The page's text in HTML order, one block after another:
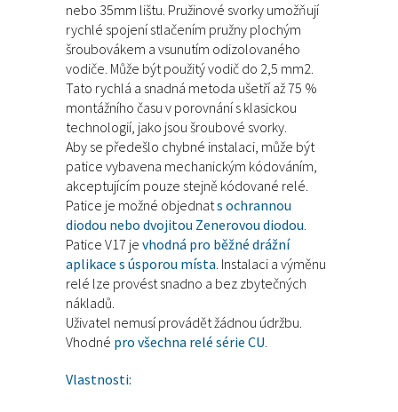
nebo 35mm lištu. Pružinové svorky umožňují
rychlé spojení stlačením pružny plochým
šroubovákem a vsunutím odizolovaného
vodiče. Může být použitý vodič do 2,5 mm2.
Tato rychlá a snadná metoda ušetří až 75 %
montážního času v porovnání s klasickou
technologií, jako jsou šroubové svorky.
Aby se předešlo chybné instalaci, může být
patice vybavena mechanickým kódováním,
akceptujícím pouze stejně kódované relé.
Patice je možné objednats ochrannou
diodou nebo dvojitou Zenerovou diodou.
Patice V17 je vhodná pro běžné drážní
aplikace s úsporou místa. Instalaci a výměnu
relé lze provést snadno a bez zbytečných
nákladů.
Uživatel nemusí provádět žádnou údržbu.
Vhodné pro všechna relé série CU.
Vlastnosti: